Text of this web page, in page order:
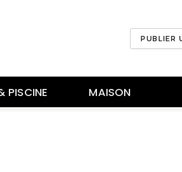
PUBLIER
PISCINE MAISON